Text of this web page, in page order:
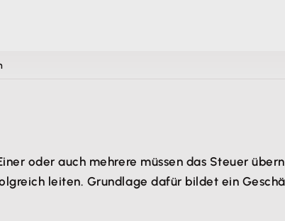
oder auch mehrere müssen das Steuer
leiten. Grundlage dafür bildet ein